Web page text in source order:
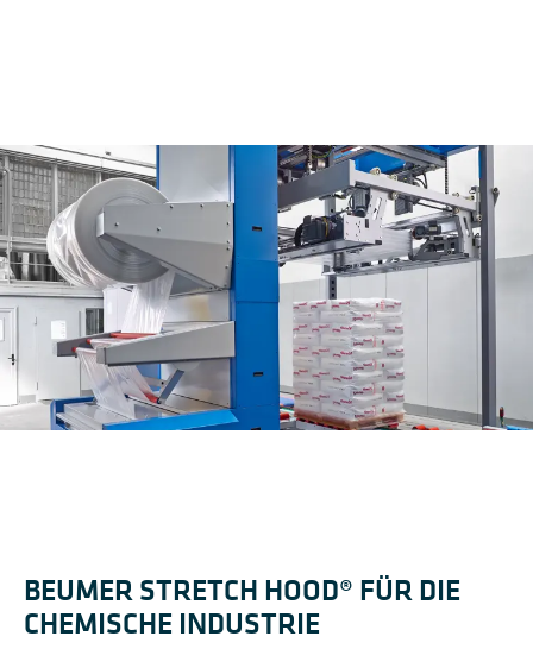
BEUMER STRETCH HOOD® FÜR DIE
CHEMISCHE INDUSTRIE